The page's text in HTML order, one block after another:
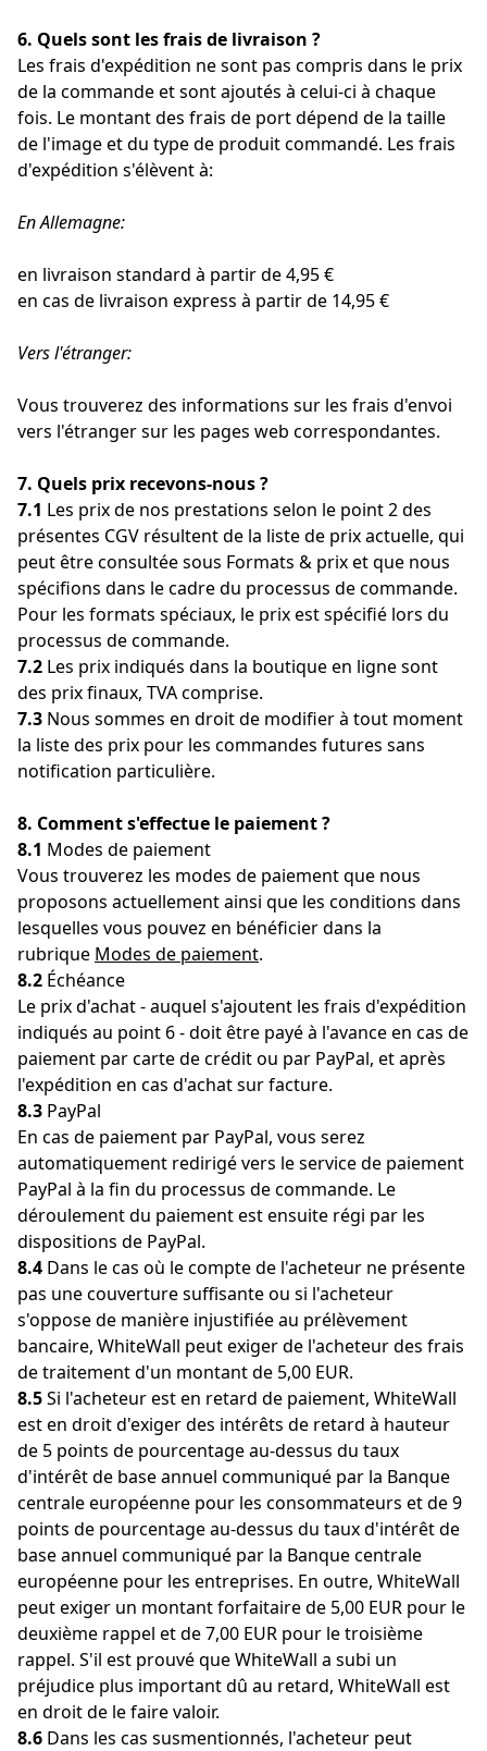
6. Quels sont les frais de livraison ?
Les frais d'expédition ne sont pas compris dans le prix
de la commande et sont ajoutés à celui-ci à chaque
fois. Le montant des frais de port dépend de la taille
de l'image et du type de produit commandé. Les frais
d'expédition s'élèvent à:
En Allemagne:
en livraison standard à partir de 4,95 €
en cas de livraison express à partir de 14,95 €
Vers l'étranger:
Vous trouverez des informations sur les frais d'envoi
vers l'étranger sur les pages web correspondantes.
7. Quels prix recevons-nous ?
7.1 Les prix de nos prestations selon le point 2 des
présentes CGV résultent de la liste de prix actuelle, qui
peut être consultée sous Formats & prix et que nous
spécifions dans le cadre du processus de commande.
Pour les formats spéciaux, le prix est spécifié lors du
processus de commande.
7.2 Les prix indiqués dans la boutique en ligne sont
des prix finaux, TVA comprise.
7.3 Nous sommes en droit de modifier à tout moment
la liste des prix pour les commandes futures sans
notification particulière.
8. Comment s'effectue le paiement ?
8.1 Modes de paiement
Vous trouverez les modes de paiement que nous
proposons actuellement ainsi que les conditions dans
lesquelles vous pouvez en bénéficier dans la
rubrique Modes de paiement.
8.2 Échéance
Le prix d'achat - auquel s'ajoutent les frais d'expédition
indiqués au point 6 - doit être payé à l'avance en cas de
paiement par carte de crédit ou par PayPal, et après
l'expédition en cas d'achat sur facture.
8.3 PayPal
En cas de paiement par PayPal, vous serez
automatiquement redirigé vers le service de paiement
PayPal à la fin du processus de commande. Le
déroulement du paiement est ensuite régi par les
dispositions de PayPal.
8.4 Dans le cas où le compte de l'acheteur ne présente
pas une couverture suffisante ou si l'acheteur
s'oppose de manière injustifiée au prélèvement
bancaire, WhiteWall peut exiger de l'acheteur des frais
de traitement d'un montant de 5,00 EUR.
8.5Si l'acheteur est en retard de paiement, WhiteWall
est en droit d'exiger des intérêts de retard à hauteur
de 5 points de pourcentage au-dessus du taux
d'intérêt de base annuel communiqué par la Banque
centrale européenne pour les consommateurs et de 9
points de pourcentage au-dessus du taux d'intérêt de
base annuel communiqué par la Banque centrale
européenne pour les entreprises. En outre, WhiteWall
peut exiger un montant forfaitaire de 5,00 EUR pour le
deuxième rappel et de 7,00 EUR pour le troisième
rappel. S'il est prouvé que WhiteWall a subi un
préjudice plus important dû au retard, WhiteWall est
en droit de le faire valoir.
8.6 Dans les cas susmentionnés, l'acheteur peut